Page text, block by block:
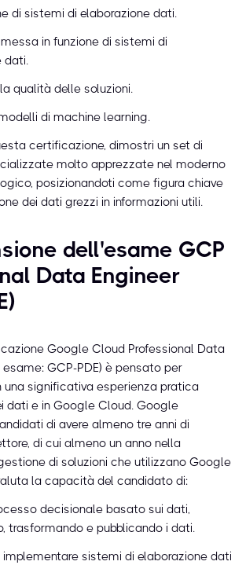
di sistemi di elaborazione dati.
in funzione di sistemi di
dati.
qualità delle soluzioni.
di machine learning.
certificazione, dimostri un set di
molto apprezzate nel moderno
posizionandoti come figura chiave
dei dati grezzi in informazioni utili.
dell'esame GCP
Data Engineer
Google Cloud Professional Data
GCP-PDE) è pensato per
una significativa esperienza pratica
dati e in Google Cloud. Google
di avere almeno tre anni di
di cui almeno un anno nella
di soluzioni che utilizzano Google
la capacità del candidato di:
decisionale basato sui dati,
trasformando e pubblicando i dati.
sistemi di elaborazione dati